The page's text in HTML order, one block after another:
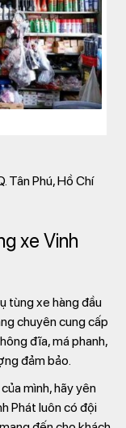
Tân Phú, Hồ Chí
xe Vinh
tùng xe hàng đầu
chuyên cung cấp
đĩa, má phanh,
đảm bảo.
mình, hãy yên
Phát luôn có đội